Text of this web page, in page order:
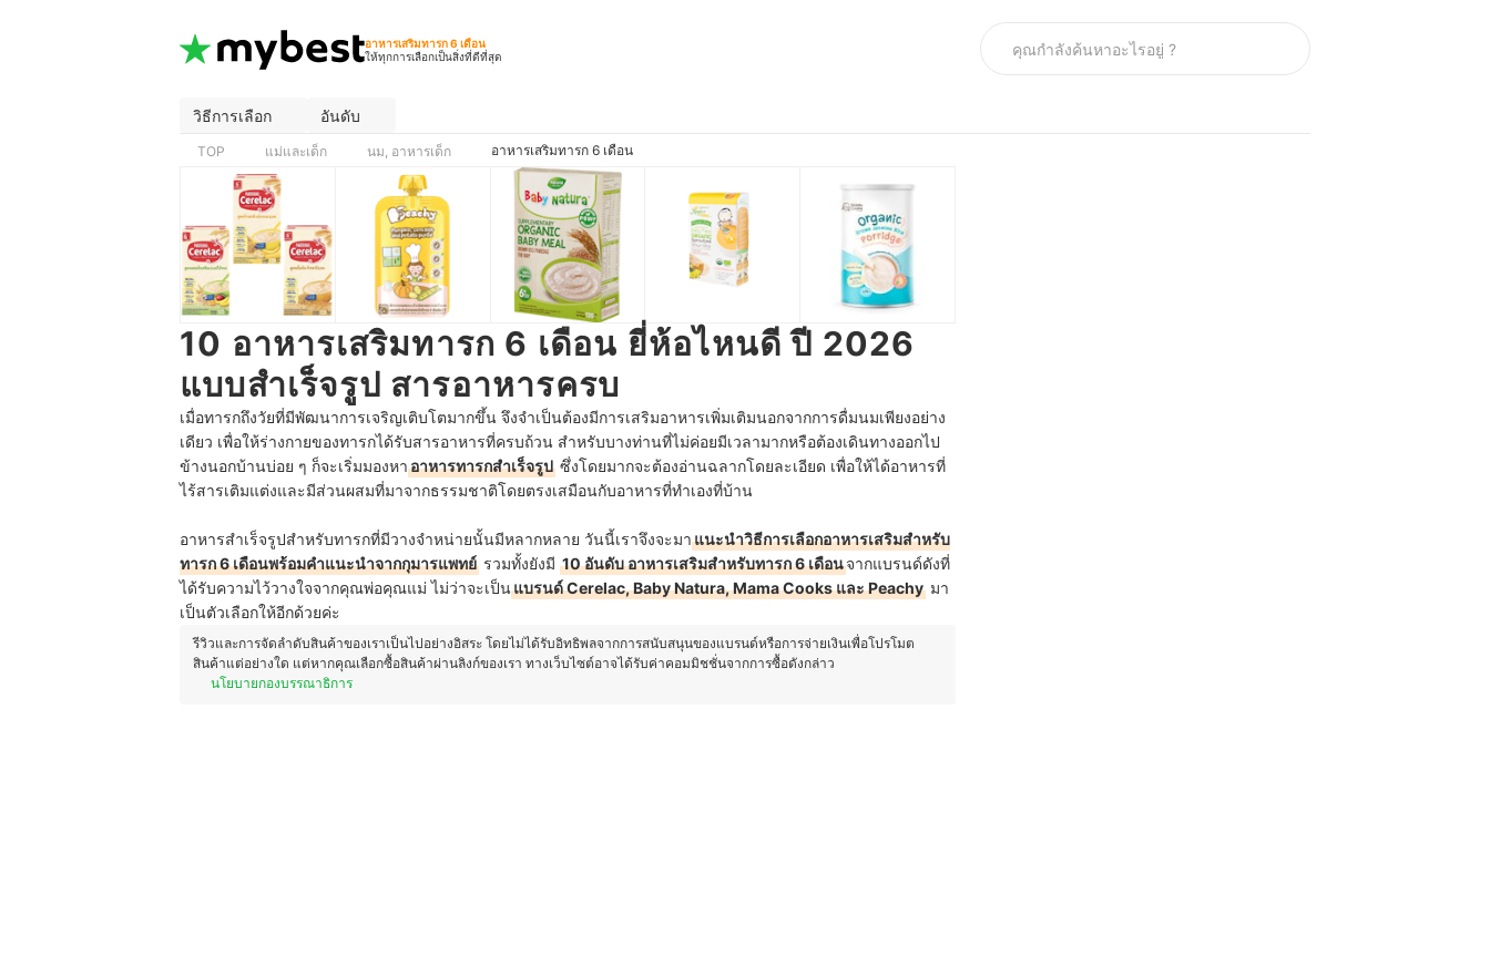
อาหารเสริมทารก 6 เดือน
ให้ทุกการเลือกเป็นสิ่งที่ดีที่สุด
วิธีการเลือก อันดับ
TOP แม่และเด็ก นม, อาหารเด็ก อาหารเสริมทารก 6 เดือน
10 อาหารเสริมทารก 6 เดือน ยี่ห้อไหนดี ปี 2026
แบบสำเร็จรูป สารอาหารครบ
เมื่อทารกถึงวัยที่มีพัฒนาการเจริญเติบโตมากขึ้น จึงจำเป็นต้องมีการเสริมอาหารเพิ่มเติมนอกจากการดื่มนมเพียงอย่าง
เดียว เพื่อให้ร่างกายของทารกได้รับสารอาหารที่ครบถ้วน สำหรับบางท่านที่ไม่ค่อยมีเวลามากหรือต้องเดินทางออกไป
ข้างนอกบ้านบ่อย ๆ ก็จะเริ่มมองหาอาหารทารกสำเร็จรูป ซึ่งโดยมากจะต้องอ่านฉลากโดยละเอียด เพื่อให้ได้อาหารที่
ไร้สารเติมแต่งและมีส่วนผสมที่มาจากธรรมชาติโดยตรงเสมือนกับอาหารที่ทำเองที่บ้าน
อาหารสำเร็จรูปสำหรับทารกที่มีวางจำหน่ายนั้นมีหลากหลาย วันนี้เราจึงจะมาแนะนำวิธีการเลือกอาหารเสริมสําหรับ
ทารก 6 เดือนพร้อมคำแนะนำจากกุมารแพทย์ รวมทั้งยังมี 10 อันดับ อาหารเสริมสําหรับทารก 6 เดือนจากแบรนด์ดังที่
ได้รับความไว้วางใจจากคุณพ่อคุณแม่ ไม่ว่าจะเป็นแบรนด์ Cerelac, Baby Natura, Mama Cooks และ Peachy มา
เป็นตัวเลือกให้อีกด้วยค่ะ
รีวิวและการจัดลำดับสินค้าของเราเป็นไปอย่างอิสระ โดยไม่ได้รับอิทธิพลจากการสนับสนุนของแบรนด์หรือการจ่ายเงินเพื่อโปรโมต
สินค้าแต่อย่างใด แต่หากคุณเลือกซื้อสินค้าผ่านลิงก์ของเรา ทางเว็บไซต์อาจได้รับค่าคอมมิชชั่นจากการซื้อดังกล่าว
นโยบายกองบรรณาธิการ